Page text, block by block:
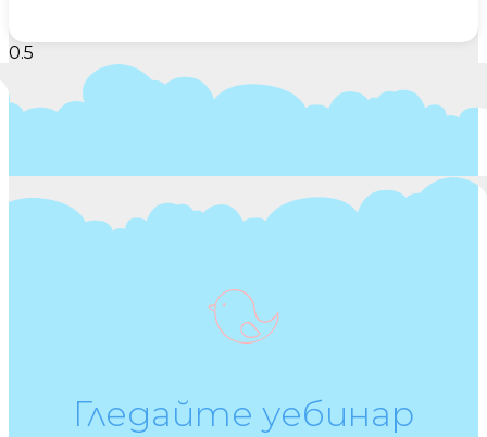
Гледайте уебинар